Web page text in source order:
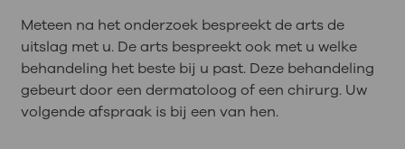
Meteen na het onderzoek bespreekt de arts de
uitslag met u. De arts bespreekt ook met u welke
behandeling het beste bij u past. Deze behandeling
gebeurt door een dermatoloog of een chirurg. Uw
volgende afspraak is bij een van hen.